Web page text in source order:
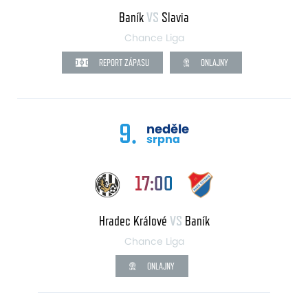
BaníkVS Slavia
Chance Liga
REPORT ZÁPASU ONLAJNY
9. neděle
srpna
17:00
Hradec Králové VS Baník
Chance Liga
ONLAJNY